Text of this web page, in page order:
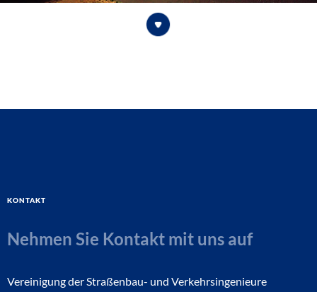
Kontakt
Nehmen Sie Kontakt mit uns auf
Vereinigung der Straßenbau- und Verkehrsingenieure